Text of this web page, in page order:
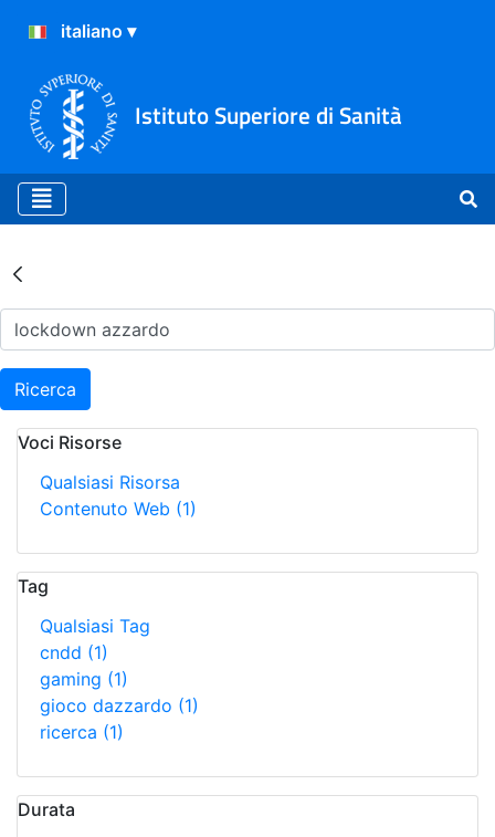
Istituto Superiore di Sanità
Risultati della Ricerca -
Ricerca
Voci Risorse
Qualsiasi Risorsa
Contenuto Web (1)
Tag
Qualsiasi Tag
cndd (1)
gaming (1)
gioco dazzardo (1)
ricerca (1)
Durata